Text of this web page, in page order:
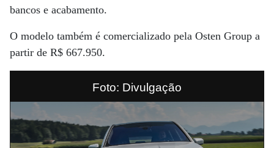
bancos e acabamento.
O modelo também é comercializado pela Osten Group a
partir de R$ 667.950.
Foto: Divulgação